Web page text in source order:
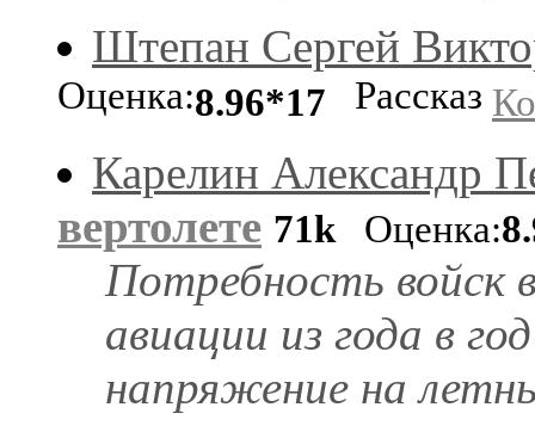
Штепан Сергей
Оценка:8.96*17 Рассказ
Карелин Александр
вертолете 71k Оценка:
Потребность войск
авиации из года в
напряжение на